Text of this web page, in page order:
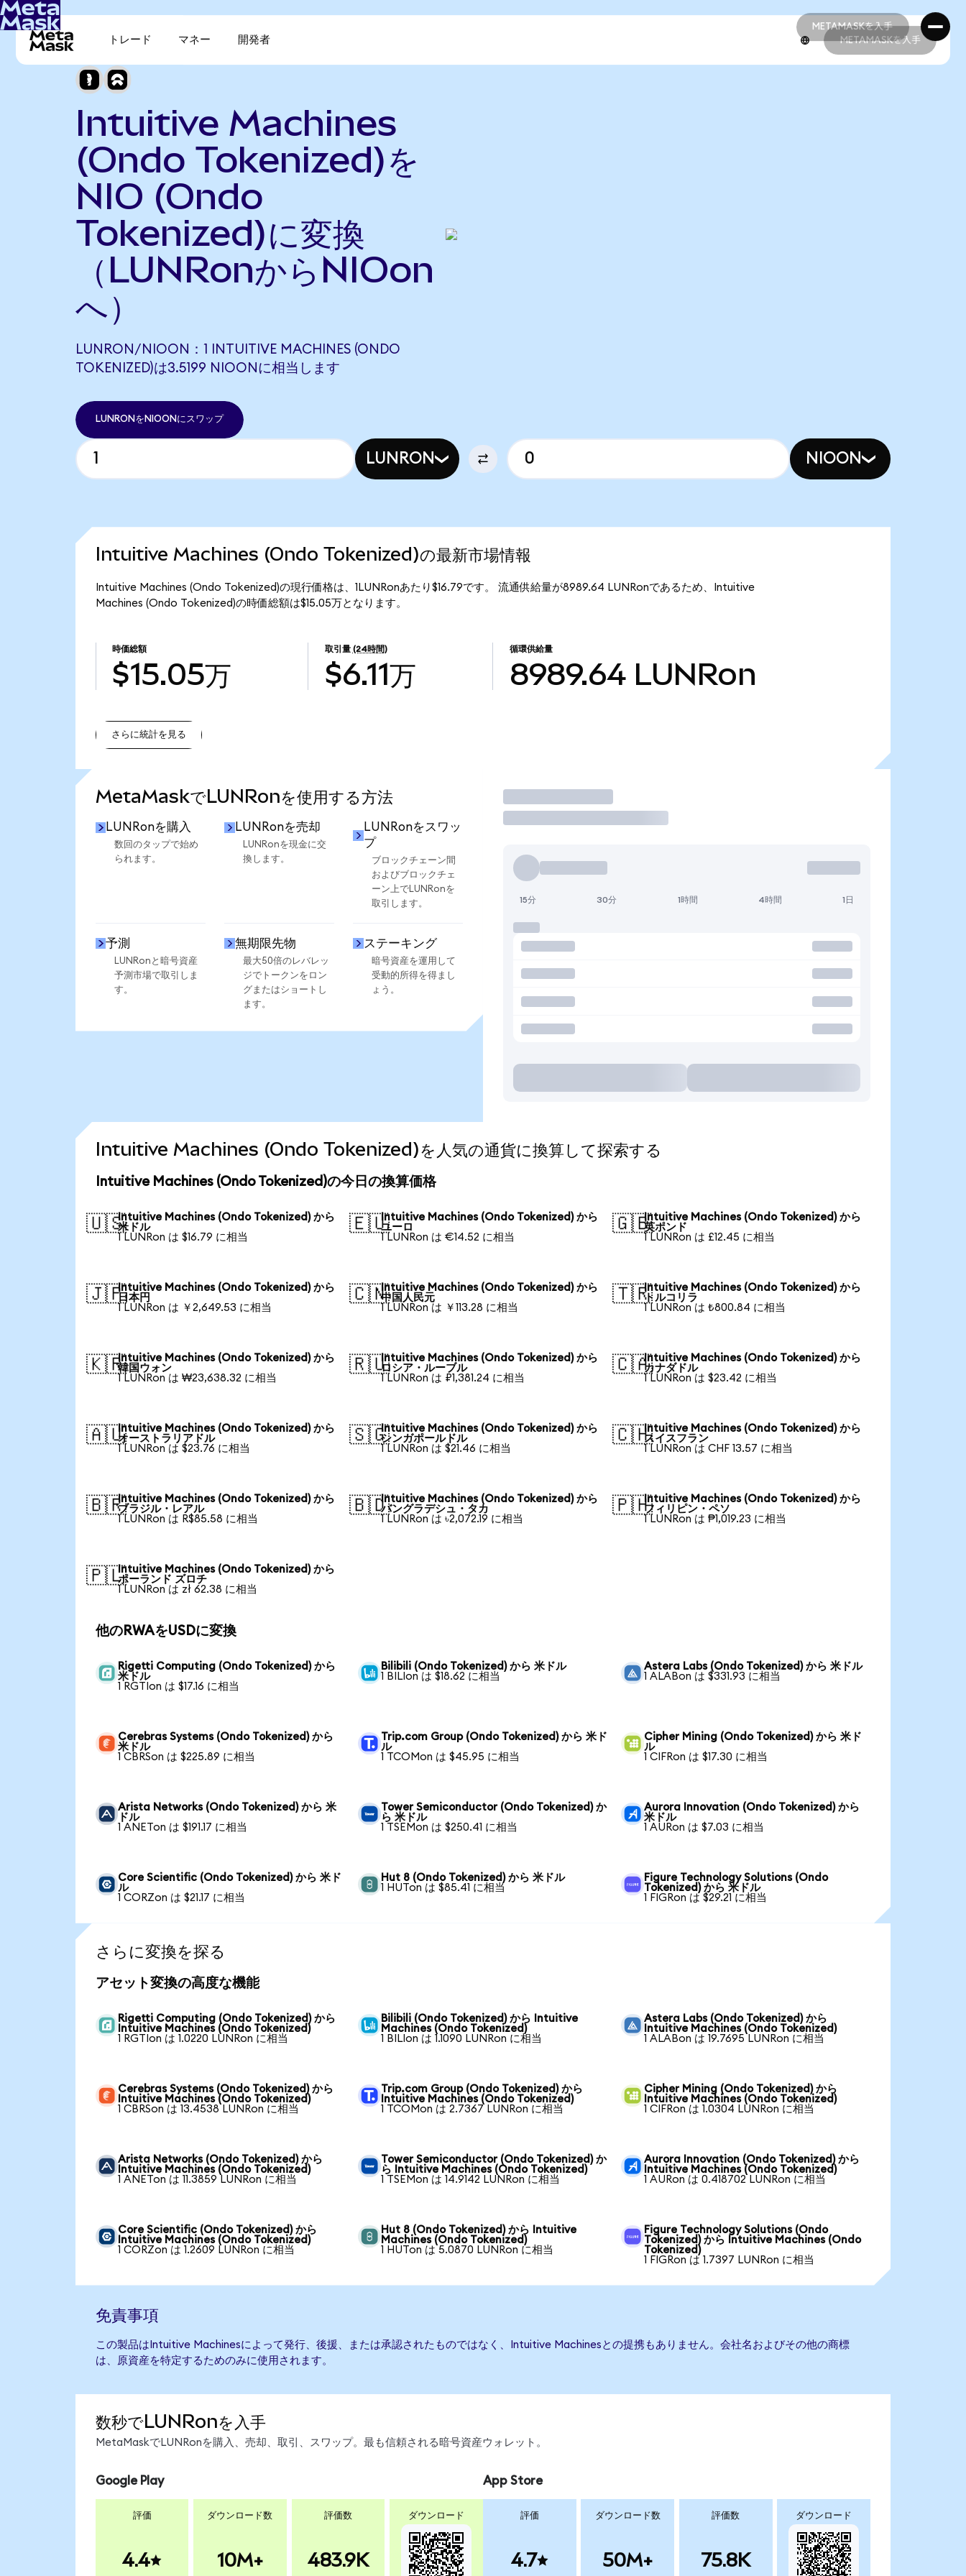
METAMASKを入手
METAMASKを入手
トレード マネー 開発者 METAMASKを入手
Intuitive Machines
(Ondo Tokenized)を
NIO (Ondo
Tokenized)に変換
（LUNRonからNIOon
へ）
LUNRON/NIOON：1 INTUITIVE MACHINES (ONDO
TOKENIZED)は3.5199 NIOONに相当します
LUNRONをNIOONにスワップ
LUNRON NIOON
Intuitive Machines (Ondo Tokenized)の最新市場情報
Intuitive Machines (Ondo Tokenized)の現行価格は、1LUNRonあたり$16.79です。 流通供給量が8989.64 LUNRonであるため、Intuitive
Machines (Ondo Tokenized)の時価総額は$15.05万となります。
時価総額
$15.05万
取引量 (24時間)
$6.11万
循環供給量
8989.64 LUNRon
さらに統計を見る
MetaMaskでLUNRonを使用する方法
LUNRonを購入
数回のタップで始め
られます。
LUNRonを売却
LUNRonを現金に交
換します。
LUNRonをスワッ
プ
ブロックチェーン間
およびブロックチェ
ーン上でLUNRonを
取引します。
予測
LUNRonと暗号資産
予測市場で取引しま
す。
無期限先物
最大50倍のレバレッ
ジでトークンをロン
グまたはショートし
ます。
ステーキング
暗号資産を運用して
受動的所得を得まし
ょう。
取引
15分 30分 1時間 4時間 1日
Intuitive Machines (Ondo Tokenized)を人気の通貨に換算して探索する
Intuitive Machines (Ondo Tokenized)の今日の換算価格
🇺🇸Intuitive Machines (Ondo Tokenized) から
米ドル
1 LUNRon は $16.79 に相当
🇪🇺Intuitive Machines (Ondo Tokenized) から
ユーロ
1 LUNRon は €14.52 に相当
🇬🇧Intuitive Machines (Ondo Tokenized) から
英ポンド
1 LUNRon は £12.45 に相当
🇯🇵Intuitive Machines (Ondo Tokenized) から
日本円
1 LUNRon は ￥2,649.53 に相当
🇨🇳Intuitive Machines (Ondo Tokenized) から
中国人民元
1 LUNRon は ￥113.28 に相当
🇹🇷Intuitive Machines (Ondo Tokenized) から
トルコリラ
1 LUNRon は ₺800.84 に相当
🇰🇷Intuitive Machines (Ondo Tokenized) から
韓国ウォン
1 LUNRon は ₩23,638.32 に相当
🇷🇺Intuitive Machines (Ondo Tokenized) から
ロシア・ルーブル
1 LUNRon は ₽1,381.24 に相当
🇨🇦Intuitive Machines (Ondo Tokenized) から
カナダドル
1 LUNRon は $23.42 に相当
🇦🇺Intuitive Machines (Ondo Tokenized) から
オーストラリアドル
1 LUNRon は $23.76 に相当
🇸🇬Intuitive Machines (Ondo Tokenized) から
シンガポールドル
1 LUNRon は $21.46 に相当
🇨🇭Intuitive Machines (Ondo Tokenized) から
スイスフラン
1 LUNRon は CHF 13.57 に相当
🇧🇷Intuitive Machines (Ondo Tokenized) から
ブラジル・レアル
1 LUNRon は R$85.58 に相当
🇧🇩Intuitive Machines (Ondo Tokenized) から
バングラデシュ・タカ
1 LUNRon は ৳2,072.19 に相当
🇵🇭Intuitive Machines (Ondo Tokenized) から
フィリピン・ペソ
1 LUNRon は ₱1,019.23 に相当
🇵🇱Intuitive Machines (Ondo Tokenized) から
ポーランド ズロチ
1 LUNRon は zł 62.38 に相当
他のRWAをUSDに変換
Rigetti Computing (Ondo Tokenized) から
米ドル
1 RGTIon は $17.16 に相当
Bilibili (Ondo Tokenized) から 米ドル
1 BILIon は $18.62 に相当
Astera Labs (Ondo Tokenized) から 米ドル
1 ALABon は $331.93 に相当
Cerebras Systems (Ondo Tokenized) から
米ドル
1 CBRSon は $225.89 に相当
Trip.com Group (Ondo Tokenized) から 米ド
ル
1 TCOMon は $45.95 に相当
Cipher Mining (Ondo Tokenized) から 米ド
ル
1 CIFRon は $17.30 に相当
Arista Networks (Ondo Tokenized) から 米
ドル
1 ANETon は $191.17 に相当
Tower Semiconductor (Ondo Tokenized) か
ら 米ドル
1 TSEMon は $250.41 に相当
Aurora Innovation (Ondo Tokenized) から
米ドル
1 AURon は $7.03 に相当
Core Scientific (Ondo Tokenized) から 米ド
ル
1 CORZon は $21.17 に相当
Hut 8 (Ondo Tokenized) から 米ドル
1 HUTon は $85.41 に相当
Figure Technology Solutions (Ondo
Tokenized) から 米ドル
1 FIGRon は $29.21 に相当
さらに変換を探る
アセット変換の高度な機能
Rigetti Computing (Ondo Tokenized) から
Intuitive Machines (Ondo Tokenized)
1 RGTIon は 1.0220 LUNRon に相当
Bilibili (Ondo Tokenized) から Intuitive
Machines (Ondo Tokenized)
1 BILIon は 1.1090 LUNRon に相当
Astera Labs (Ondo Tokenized) から
Intuitive Machines (Ondo Tokenized)
1 ALABon は 19.7695 LUNRon に相当
Cerebras Systems (Ondo Tokenized) から
Intuitive Machines (Ondo Tokenized)
1 CBRSon は 13.4538 LUNRon に相当
Trip.com Group (Ondo Tokenized) から
Intuitive Machines (Ondo Tokenized)
1 TCOMon は 2.7367 LUNRon に相当
Cipher Mining (Ondo Tokenized) から
Intuitive Machines (Ondo Tokenized)
1 CIFRon は 1.0304 LUNRon に相当
Arista Networks (Ondo Tokenized) から
Intuitive Machines (Ondo Tokenized)
1 ANETon は 11.3859 LUNRon に相当
Tower Semiconductor (Ondo Tokenized) か
ら Intuitive Machines (Ondo Tokenized)
1 TSEMon は 14.9142 LUNRon に相当
Aurora Innovation (Ondo Tokenized) から
Intuitive Machines (Ondo Tokenized)
1 AURon は 0.418702 LUNRon に相当
Core Scientific (Ondo Tokenized) から
Intuitive Machines (Ondo Tokenized)
1 CORZon は 1.2609 LUNRon に相当
Hut 8 (Ondo Tokenized) から Intuitive
Machines (Ondo Tokenized)
1 HUTon は 5.0870 LUNRon に相当
Figure Technology Solutions (Ondo
Tokenized) から Intuitive Machines (Ondo
Tokenized)
1 FIGRon は 1.7397 LUNRon に相当
免責事項
この製品はIntuitive Machinesによって発行、後援、または承認されたものではなく、Intuitive Machinesとの提携もありません。会社名およびその他の商標
は、原資産を特定するためのみに使用されます。
数秒でLUNRonを入手
MetaMaskでLUNRonを購入、売却、取引、スワップ。最も信頼される暗号資産ウォレット。
Google Play
評価
4.4
ダウンロード数
10M+
評価数
483.9K
ダウンロード
App Store
評価
4.7
ダウンロード数
50M+
評価数
75.8K
ダウンロード